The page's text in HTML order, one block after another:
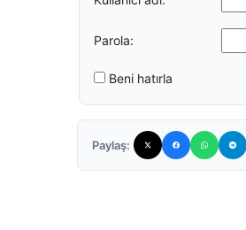
Parola:
Beni hatırla
Paylaş: